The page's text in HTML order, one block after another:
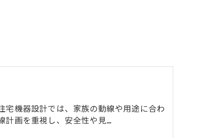
宅機器設計では、家族の動線や用途に合わ
計画を重視し、安全性や見…